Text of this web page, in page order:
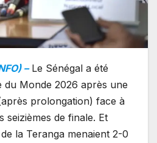
– Le Sénégal a été
du Monde 2026 après une
prolongation) face à
seizièmes de finale. Et
la Teranga menaient 2-0